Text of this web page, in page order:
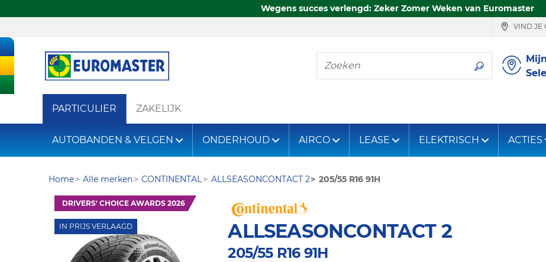
Wegens succes verlengd: Zeker Zomer Weken van Euromaster
VIND JE
Zoeken
PARTICULIER ZAKELIJK
AUTOBANDEN & VELGEN ONDERHOUD AIRCO LEASE ELEKTRISCH ACTIES
Home Alle merken CONTINENTAL ALLSEASONCONTACT 2 205/55 R16 91H
DRIVERS' CHOICE AWARDS 2026
IN PRIJS VERLAAGD ALLSEASONCONTACT 2
205/55 R16 91H